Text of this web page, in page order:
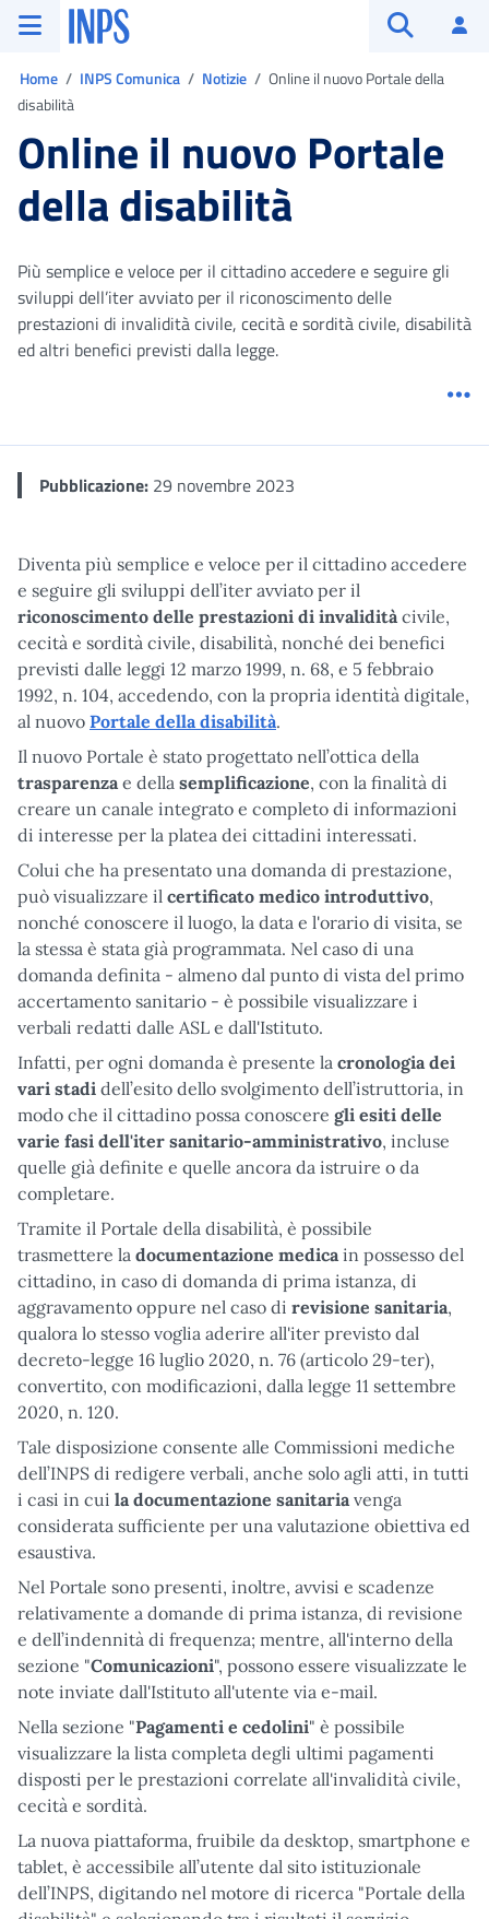
Vai al menu principale
Vai al contenuto principale
Vai al pie' di pagina
INPS ()
Home INPS Comunica Notizie
Online il nuovo Portale della
disabilità
Online il nuovo Portale
della disabilità
Più semplice e veloce per il cittadino accedere e seguire gli
sviluppi dell’iter avviato per il riconoscimento delle
prestazioni di invalidità civile, cecità e sordità civile, disabilità
ed altri benefici previsti dalla legge.
Pubblicazione: 29 novembre 2023
Diventa più semplice e veloce per il cittadino accedere
e seguire gli sviluppi dell’iter avviato per il
riconoscimento delle prestazioni di invalidità civile,
cecità e sordità civile, disabilità, nonché dei benefici
previsti dalle leggi 12 marzo 1999, n. 68, e 5 febbraio
1992, n. 104, accedendo, con la propria identità digitale,
al nuovo Portale della disabilità.
Il nuovo Portale è stato progettato nell’ottica della
trasparenza e della semplificazione, con la finalità di
creare un canale integrato e completo di informazioni
di interesse per la platea dei cittadini interessati.
Colui che ha presentato una domanda di prestazione,
può visualizzare il certificato medico introduttivo,
nonché conoscere il luogo, la data e l'orario di visita, se
la stessa è stata già programmata. Nel caso di una
domanda definita - almeno dal punto di vista del primo
accertamento sanitario - è possibile visualizzare i
verbali redatti dalle ASL e dall'Istituto.
Infatti, per ogni domanda è presente la cronologia dei
vari stadi dell’esito dello svolgimento dell’istruttoria, in
modo che il cittadino possa conoscere gli esiti delle
varie fasi dell'iter sanitario-amministrativo, incluse
quelle già definite e quelle ancora da istruire o da
completare.
Tramite il Portale della disabilità, è possibile
trasmettere la documentazione medica in possesso del
cittadino, in caso di domanda di prima istanza, di
aggravamento oppure nel caso di revisione sanitaria,
qualora lo stesso voglia aderire all'iter previsto dal
decreto-legge 16 luglio 2020, n. 76 (articolo 29-ter),
convertito, con modificazioni, dalla legge 11 settembre
2020, n. 120.
Tale disposizione consente alle Commissioni mediche
dell’INPS di redigere verbali, anche solo agli atti, in tutti
i casi in cui la documentazione sanitaria venga
considerata sufficiente per una valutazione obiettiva ed
esaustiva.
Nel Portale sono presenti, inoltre, avvisi e scadenze
relativamente a domande di prima istanza, di revisione
e dell’indennità di frequenza; mentre, all'interno della
sezione "Comunicazioni", possono essere visualizzate le
note inviate dall'Istituto all'utente via e-mail.
Nella sezione "Pagamenti e cedolini" è possibile
visualizzare la lista completa degli ultimi pagamenti
disposti per le prestazioni correlate all'invalidità civile,
cecità e sordità.
La nuova piattaforma, fruibile da desktop, smartphone e
tablet, è accessibile all’utente dal sito istituzionale
dell’INPS, digitando nel motore di ricerca "Portale della